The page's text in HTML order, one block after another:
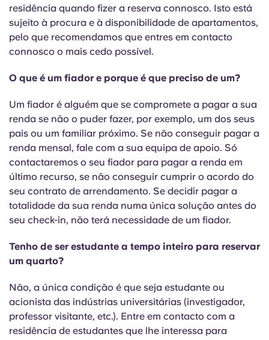
residência quando fizer a reserva connosco. Isto está
sujeito à procura e à disponibilidade de apartamentos,
pelo que recomendamos que entres em contacto
connosco o mais cedo possível.
O que é um fiador e porque é que preciso de um?
Um fiador é alguém que se compromete a pagar a sua
renda se não o puder fazer, por exemplo, um dos seus
pais ou um familiar próximo. Se não conseguir pagar a
renda mensal, fale com a sua equipa de apoio. Só
contactaremos o seu fiador para pagar a renda em
último recurso, se não conseguir cumprir o acordo do
seu contrato de arrendamento. Se decidir pagar a
totalidade da sua renda numa única solução antes do
seu check-in, não terá necessidade de um fiador.
Tenho de ser estudante a tempo inteiro para reservar
um quarto?
Não, a única condição é que seja estudante ou
acionista das indústrias universitárias (investigador,
professor visitante, etc.). Entre em contacto com a
residência de estudantes que lhe interessa para